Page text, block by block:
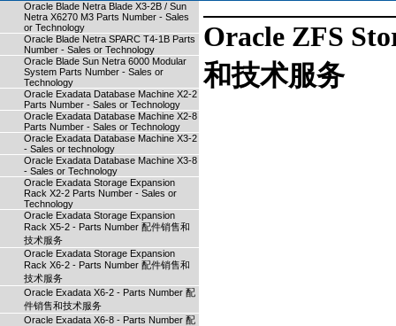
Oracle Blade Netra Blade X3-2B / Sun
Netra X6270 M3 Parts Number - Sales
or Technology
Oracle Blade Netra SPARC T4-1B Parts
Number - Sales or Technology
Oracle Blade Sun Netra 6000 Modular
System Parts Number - Sales or
Technology
Oracle Exadata Database Machine X2-2
Parts Number - Sales or Technology
Oracle Exadata Database Machine X2-8
Parts Number - Sales or Technology
Oracle Exadata Database Machine X3-2
- Sales or technology
Oracle Exadata Database Machine X3-8
- Sales or Technology
Oracle Exadata Storage Expansion
Rack X2-2 Parts Number - Sales or
Technology
Oracle Exadata Storage Expansion
Rack X5-2 - Parts Number 配件销售和
技术服务
Oracle Exadata Storage Expansion
Rack X6-2 - Parts Number 配件销售和
技术服务
Oracle Exadata X6-2 - Parts Number 配
件销售和技术服务
Oracle Exadata X6-8 - Parts Number 配
Oracle ZFS
和技术服务